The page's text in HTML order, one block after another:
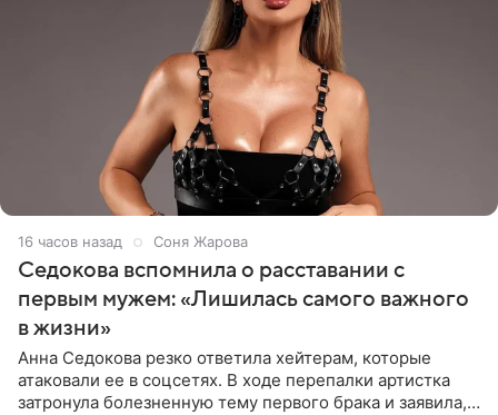
16 часов назад Соня Жарова
Седокова вспомнила о расставании с
первым мужем: «Лишилась самого важного
в жизни»
Анна Седокова резко ответила хейтерам, которые
атаковали ее в соцсетях. В ходе перепалки артистка
затронула болезненную тему первого брака и заявила,